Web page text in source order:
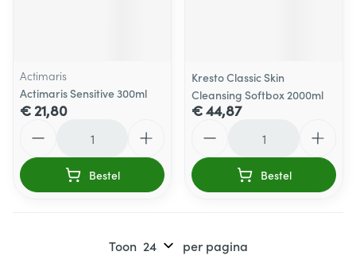
Actimaris
Actimaris Sensitive 300ml
€ 21,80
Bestel
Kresto Classic Skin
Cleansing Softbox 2000ml
€ 44,87
Bestel
Toon per pagina